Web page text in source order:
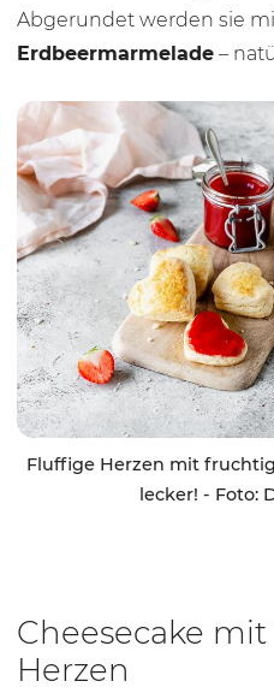
Abgerundet werden sie
Erdbeermarmelade –
Fluffige Herzen mit
lecker! - Foto:
Cheesecake
Herzen